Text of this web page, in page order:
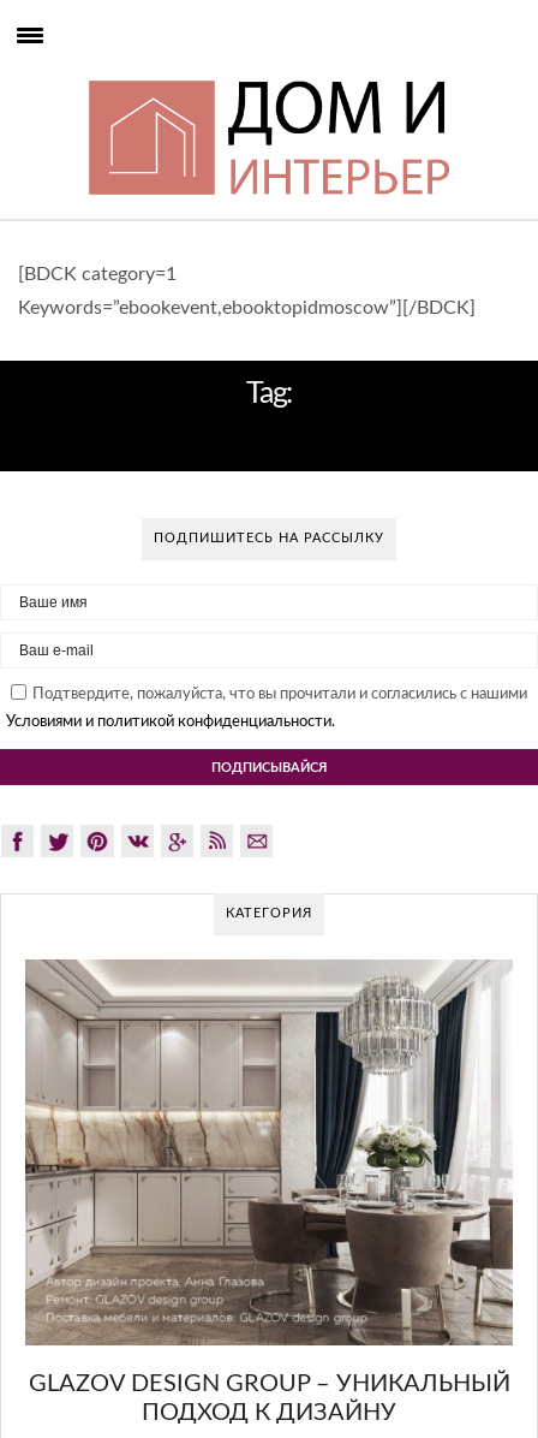
[BDCK category=1
Keywords=”ebookevent,ebooktopidmoscow”][/BDCK]
Tag:
ПОДПИШИТЕСЬ НА РАССЫЛКУ
Подтвердите, пожалуйста, что вы прочитали и согласились с нашими
Условиями и политикой конфиденциальности.
КАТЕГОРИЯ
GLAZOV DESIGN GROUP – УНИКАЛЬНЫЙ
ПОДХОД К ДИЗАЙНУ